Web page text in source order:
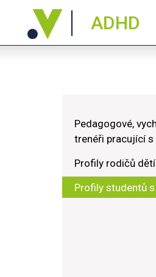
ADHD
Pedagogové,
trenéři pracující s
Profily rodičů dětí
Profily studentů s